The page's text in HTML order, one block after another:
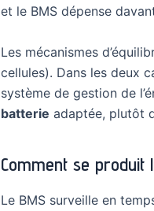
et le BMS dépense
Les mécanismes
cellules). Dans les deux
système de gestion de
batterie adaptée, plutôt
Comment se produit
Le BMS surveille en